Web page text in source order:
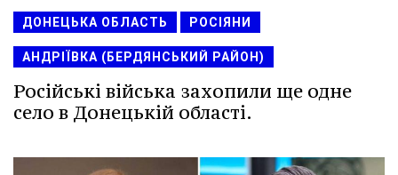
ДОНЕЦЬКА ОБЛАСТЬ РОСІЯНИ
АНДРІЇВКА (БЕРДЯНСЬКИЙ РАЙОН)
Російські війська захопили ще одне
село в Донецькій області.